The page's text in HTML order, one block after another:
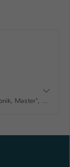
Studiengangsleitung "Maschinenbau / Mechatronik, Master", Vorsitz Prüfungsausschuss: "Elektrotechnik und Informationstechnik, Master" "Maschinenbau / Mechatronik, Master" "Master Elektrotechnik berufsbegleitend, Master" "Master Prozesstechnik berufsbegleitend, Master", Prüfungsausschuss AING Master